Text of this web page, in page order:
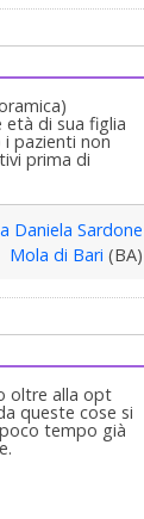
età di sua figlia
pazienti non
prima di
Daniela Sardone
Mola di Bari (BA)
oltre alla opt
queste cose si
tempo già